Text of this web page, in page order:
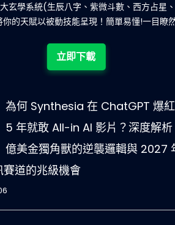
玄學系統(生辰八字、紫微斗數、西方占星
的天賦以被動技能呈現！簡單易懂!一目瞭
立即下載
為何 Synthesia 在 ChatGPT 爆
5 年就敢 All-in AI 影片？深度解
億美金獨角獸的逆襲邏輯與 2027
賽道的兆級機會